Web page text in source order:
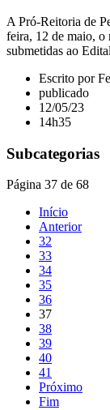
A Pró-Reitoria de
feira, 12 de maio, o
submetidas ao
Escrito por
publicado
12/05/23
14h35
Subcategorias
Página 37 de 68
Início
Anterior
32
33
34
35
36
37
38
39
40
41
Próximo
Fim